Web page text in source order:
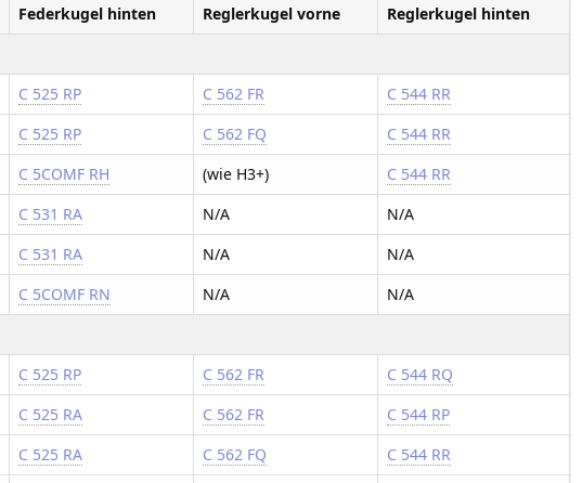
Federkugel hinten Reglerkugel vorne
Reglerkugel hinten
C 525 RP C 562 FR
C 544 RR
C 525 RP C 562 FQ
C 544 RR
C 5COMF RH (wie H3+)
C 544 RR
C 531 RA N/A
N/A
C 531 RA N/A
N/A
C 5COMF RN N/A
N/A
C 525 RP C 562 FR
C 544 RQ
C 525 RA C 562 FR
C 544 RP
C 525 RA C 562 FQ
C 544 RR